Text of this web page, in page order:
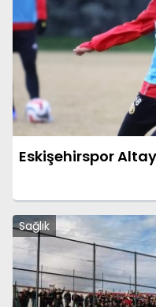
Eskişehirspor
Sağlık